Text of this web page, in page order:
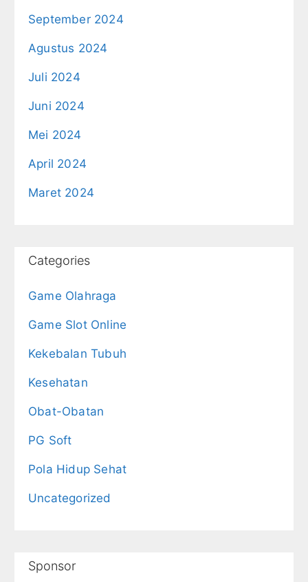
September 2024
Agustus 2024
Juli 2024
Juni 2024
Mei 2024
April 2024
Maret 2024
Categories
Game Olahraga
Game Slot Online
Kekebalan Tubuh
Kesehatan
Obat-Obatan
PG Soft
Pola Hidup Sehat
Uncategorized
Sponsor